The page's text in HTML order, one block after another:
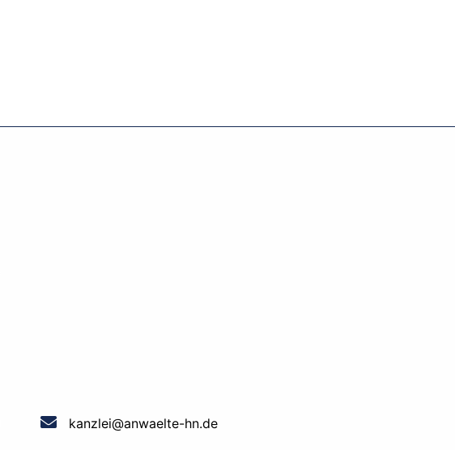
kanzlei@anwaelte-hn.de